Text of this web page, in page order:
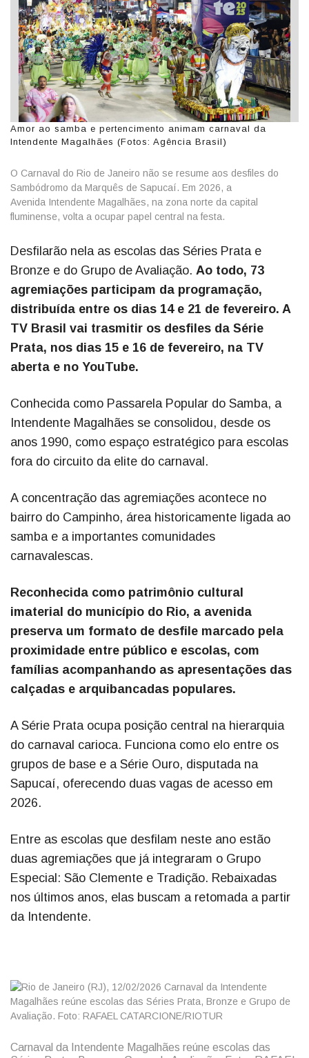
Amor ao samba e pertencimento animam carnaval da
Intendente Magalhães (Fotos: Agência Brasil)
O Carnaval do Rio de Janeiro não se resume aos desfiles do
Sambódromo da Marquês de Sapucaí. Em 2026, a
Avenida Intendente Magalhães, na zona norte da capital
fluminense, volta a ocupar papel central na festa.
Desfilarão nela as escolas das Séries Prata e
Bronze e do Grupo de Avaliação. Ao todo, 73
agremiações participam da programação,
distribuída entre os dias 14 e 21 de fevereiro. A
TV Brasil vai trasmitir os desfiles da Série
Prata, nos dias 15 e 16 de fevereiro, na TV
aberta e no YouTube.
Conhecida como Passarela Popular do Samba, a
Intendente Magalhães se consolidou, desde os
anos 1990, como espaço estratégico para escolas
fora do circuito da elite do carnaval.
A concentração das agremiações acontece no
bairro do Campinho, área historicamente ligada ao
samba e a importantes comunidades
carnavalescas.
Reconhecida como patrimônio cultural
imaterial do município do Rio, a avenida
preserva um formato de desfile marcado pela
proximidade entre público e escolas, com
famílias acompanhando as apresentações das
calçadas e arquibancadas populares.
A Série Prata ocupa posição central na hierarquia
do carnaval carioca. Funciona como elo entre os
grupos de base e a Série Ouro, disputada na
Sapucaí, oferecendo duas vagas de acesso em
2026.
Entre as escolas que desfilam neste ano estão
duas agremiações que já integraram o Grupo
Especial: São Clemente e Tradição. Rebaixadas
nos últimos anos, elas buscam a retomada a partir
da Intendente.
Carnaval da Intendente Magalhães reúne escolas das